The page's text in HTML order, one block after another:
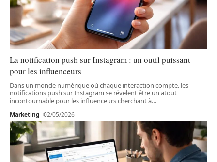
La notification push sur Instagram : un outil puissant
pour les influenceurs
Dans un monde numérique où chaque interaction compte, les
notifications push sur Instagram se révèlent être un atout
incontournable pour les influenceurs cherchant à…
Marketing 02/05/2026